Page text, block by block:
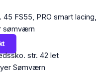
FS55, PRO smart lacing,
sømværn